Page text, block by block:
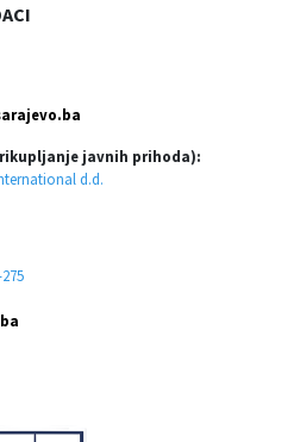
javnih prihoda):
d.d.